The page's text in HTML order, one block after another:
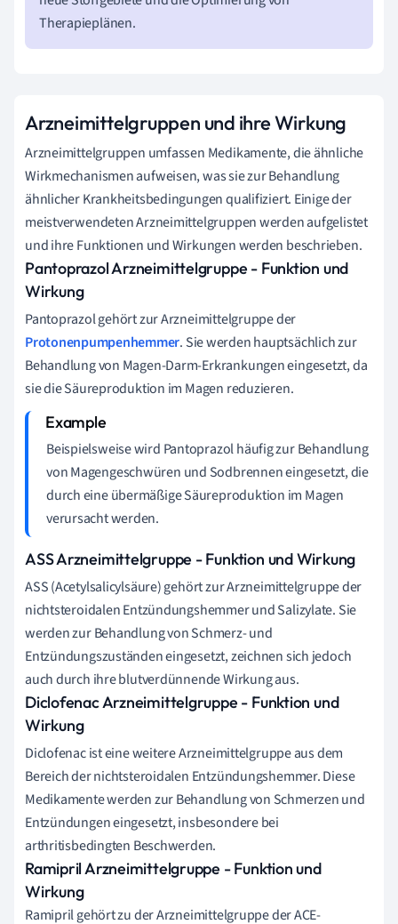
Therapieplänen.
Arzneimittelgruppen und ihre Wirkung
Arzneimittelgruppen umfassen Medikamente, die ähnliche
Wirkmechanismen aufweisen, was sie zur Behandlung
ähnlicher Krankheitsbedingungen qualifiziert. Einige der
meistverwendeten Arzneimittelgruppen werden aufgelistet
und ihre Funktionen und Wirkungen werden beschrieben.
Pantoprazol Arzneimittelgruppe - Funktion und
Wirkung
Pantoprazol gehört zur Arzneimittelgruppe der
Protonenpumpenhemmer. Sie werden hauptsächlich zur
Behandlung von Magen-Darm-Erkrankungen eingesetzt, da
sie die Säureproduktion im Magen reduzieren.
Beispielsweise wird Pantoprazol häufig zur Behandlung
von Magengeschwüren und Sodbrennen eingesetzt, die
durch eine übermäßige Säureproduktion im Magen
verursacht werden.
ASS Arzneimittelgruppe - Funktion und Wirkung
ASS (Acetylsalicylsäure) gehört zur Arzneimittelgruppe der
nichtsteroidalen Entzündungshemmer und Salizylate. Sie
werden zur Behandlung von Schmerz- und
Entzündungszuständen eingesetzt, zeichnen sich jedoch
auch durch ihre blutverdünnende Wirkung aus.
Diclofenac Arzneimittelgruppe - Funktion und
Wirkung
Diclofenac ist eine weitere Arzneimittelgruppe aus dem
Bereich der nichtsteroidalen Entzündungshemmer. Diese
Medikamente werden zur Behandlung von Schmerzen und
Entzündungen eingesetzt, insbesondere bei
arthritisbedingten Beschwerden.
Ramipril Arzneimittelgruppe - Funktion und
Wirkung
Ramipril gehört zu der Arzneimittelgruppe der ACE-